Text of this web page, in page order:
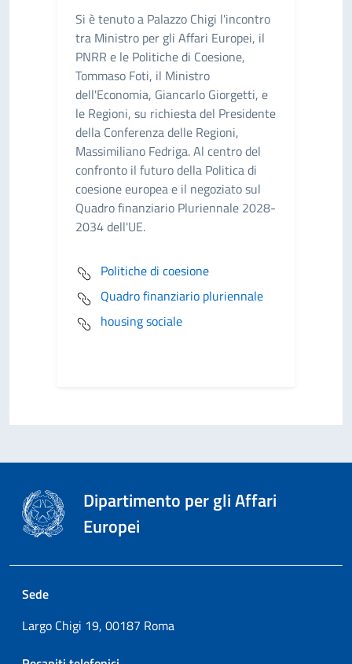
Si è tenuto a Palazzo Chigi l'incontro
tra Ministro per gli Affari Europei, il
PNRR e le Politiche di Coesione,
Tommaso Foti, il Ministro
dell'Economia, Giancarlo Giorgetti, e
le Regioni, su richiesta del Presidente
della Conferenza delle Regioni,
Massimiliano Fedriga. Al centro del
confronto il futuro della Politica di
coesione europea e il negoziato sul
Quadro finanziario Pluriennale 2028-
2034 dell'UE.
Politiche di coesione
Quadro finanziario pluriennale
housing sociale
Dipartimento per gli Affari
Europei
Sede
Largo Chigi 19, 00187 Roma